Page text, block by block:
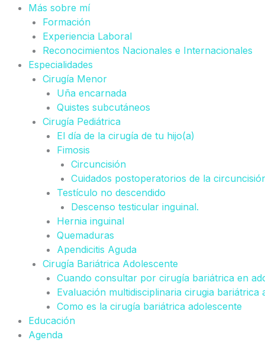
Más sobre mí
Formación
Experiencia Laboral
Reconocimientos Nacionales e Internacionales
Especialidades
Cirugía Menor
Uña encarnada
Quistes subcutáneos
Cirugía Pediátrica
El día de la cirugía de tu hijo(a)
Fimosis
Circuncisión
Cuidados postoperatorios de la
Testículo no descendido
Descenso testicular inguinal.
Hernia inguinal
Quemaduras
Apendicitis Aguda
Cirugía Bariátrica Adolescente
Cuando consultar por cirugía bariátrica en
Evaluación multidisciplinaria cirugia bariátrica
Como es la cirugía bariátrica adolescente
Educación
Agenda